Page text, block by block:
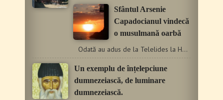
Sfântul Arsenie
Capadocianul vindecă
o musulmană oarbă
Odată au adus de la Telelides la Hagi-efendi, într‑o…
Un exemplu de înțelepciune
dumnezeiască, de luminare
dumnezeiască.